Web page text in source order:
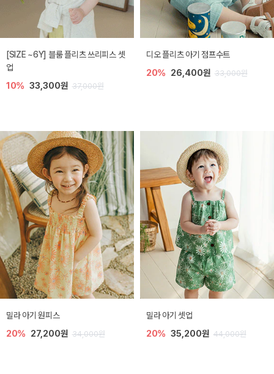
[SIZE ~6Y] 블룸 플리츠 쓰리피스 셋
업
10% 33,300원 37,000원
디오 플리츠 아기 점프수트
20% 26,400원 33,000원
밀라 아기 원피스
20% 27,200원 34,000원
밀라 아기 셋업
20% 35,200원 44,000원